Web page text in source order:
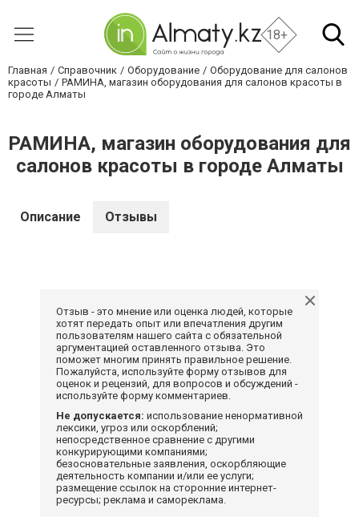
18+
Главная Справочник Оборудование
Оборудование для салонов
красоты
РАМИНА, магазин оборудования для салонов красоты в
городе Алматы
РАМИНА, магазин оборудования для
салонов красоты в городе Алматы
Описание Отзывы
Отзыв - это мнение или оценка людей, которые
хотят передать опыт или впечатления другим
пользователям нашего сайта с обязательной
аргументацией оставленного отзыва. Это
поможет многим принять правильное решение.
Пожалуйста, используйте форму отзывов для
оценок и рецензий, для вопросов и обсуждений -
используйте форму комментариев.
Не допускается: использование ненормативной
лексики, угроз или оскорблений;
непосредственное сравнение с другими
конкурирующими компаниями;
безосновательные заявления, оскорбляющие
деятельность компании и/или ее услуги;
размещение ссылок на сторонние интернет-
ресурсы; реклама и самореклама.